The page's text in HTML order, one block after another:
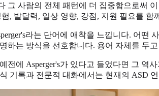
그 사람의 전체 패턴에 더 집중함으로써
, 발달력, 일상 영향, 강점, 지원 필요를 함
라는 단어에 애착을 느낍니다. 어떤
하는 방식을 선호합니다. 용어 자체를 두
전에 Asperger's가 있다고 들었다면 그
기록과 전문적 대화에서는 현재의 ASD